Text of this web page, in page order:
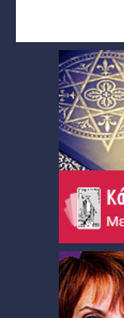
Ζώδια και μόδα
­Ζώδια και ταξίδια
­Ζώδια και οικογένεια
­Ζώδια και αθλητισμός
­Ζώδια και διάσημοι
Gossip και αλλά...
Αυτογνωσία